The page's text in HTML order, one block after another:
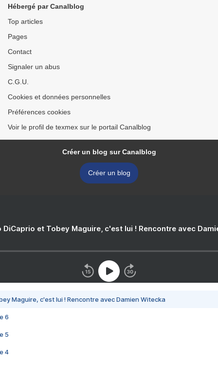
Hébergé par Canalblog
Top articles
Pages
Contact
Signaler un abus
C.G.U.
Cookies et données personnelles
Préférences cookies
Voir le profil de texmex sur le portail Canalblog
Créer un blog sur Canalblog
Créer un blog
DiCaprio et Tobey Maguire, c'est lui ! Rencontre avec
Maguire, c'est lui ! Rencontre avec Damien Witecka
6
5
4